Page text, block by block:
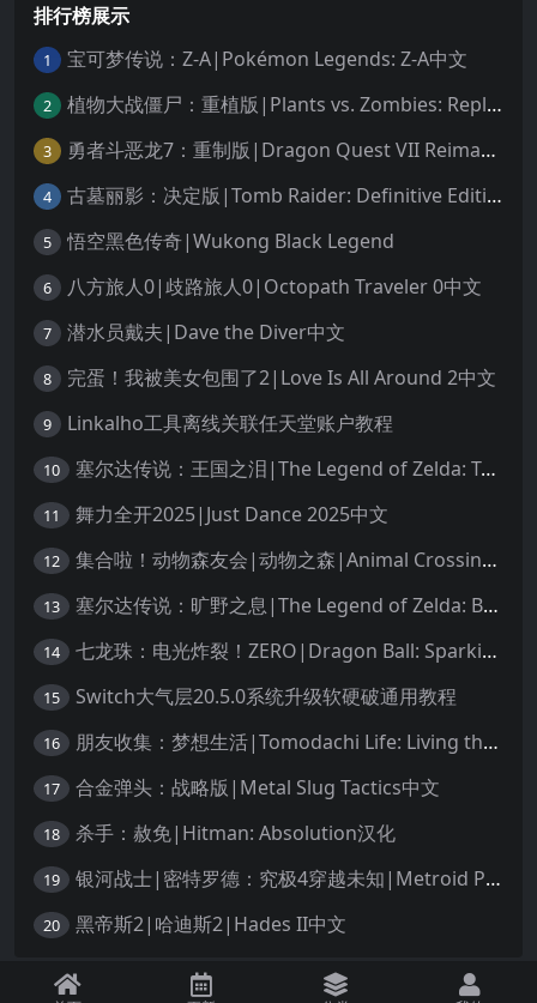
排行榜展示
1 宝可梦传说：Z-A|Pokémon Legends: Z-A中文
2 植物大战僵尸：重植版|Plants vs. Zombies: Replanted中文
3 勇者斗恶龙7：重制版|Dragon Quest VII Reimagined中文
4 古墓丽影：决定版|Tomb Raider: Definitive Edition中文
5 悟空黑色传奇|Wukong Black Legend
6 八方旅人0|歧路旅人0|Octopath Traveler 0中文
7 潜水员戴夫|Dave the Diver中文
8 完蛋！我被美女包围了2|Love Is All Around 2中文
9 Linkalho工具离线关联任天堂账户教程
10 塞尔达传说：王国之泪|The Legend of Zelda: Tears of the Kingdom中文
11 舞力全开2025|Just Dance 2025中文
12 集合啦！动物森友会|动物之森|Animal Crossing: New Horizons中文
13 塞尔达传说：旷野之息|The Legend of Zelda: Breath of the Wild中文
14 七龙珠：电光炸裂！ZERO|Dragon Ball: Sparking! Zero中文
15 Switch大气层20.5.0系统升级软硬破通用教程
16 朋友收集：梦想生活|Tomodachi Life: Living the Dream中文
17 合金弹头：战略版|Metal Slug Tactics中文
18 杀手：赦免|Hitman: Absolution汉化
19 银河战士|密特罗德：究极4穿越未知|Metroid Prime 4: Beyond中文
20 黑帝斯2|哈迪斯2|Hades II中文